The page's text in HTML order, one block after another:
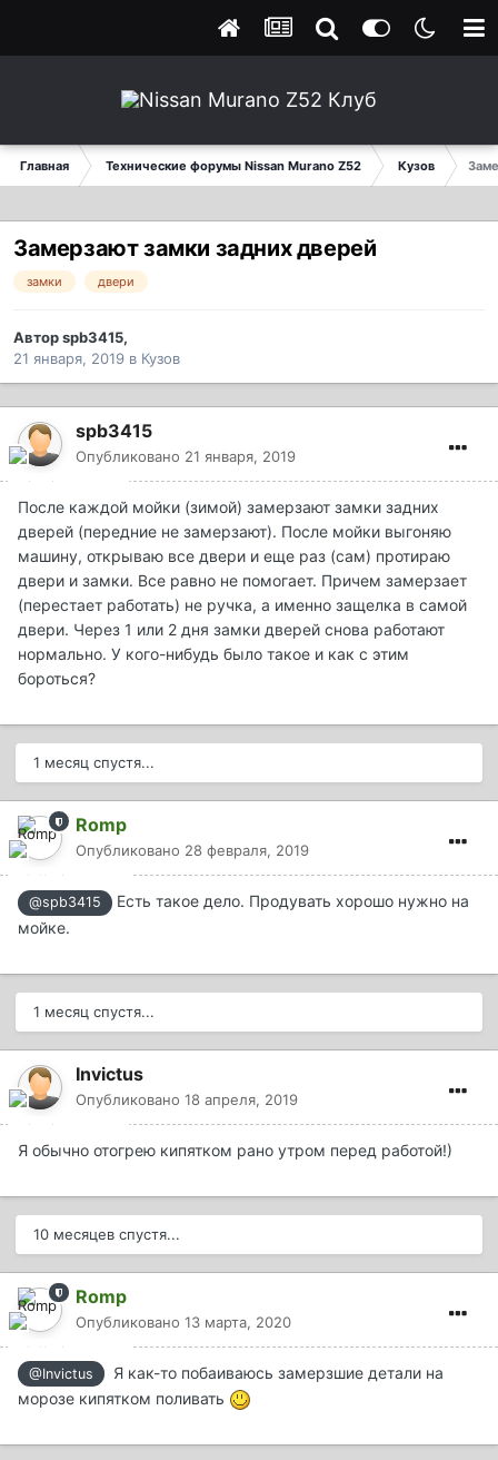
Главная Технические форумы Nissan Murano Z52 Кузов
Замерзают замки задних дверей
замки двери
Авторspb3415,
21 января, 2019 в Кузов
spb3415
Опубликовано 21 января, 2019
После каждой мойки (зимой) замерзают замки задних
дверей (передние не замерзают). После мойки выгоняю
машину, открываю все двери и еще раз (сам) протираю
двери и замки. Все равно не помогает. Причем замерзает
(перестает работать) не ручка, а именно защелка в самой
двери. Через 1 или 2 дня замки дверей снова работают
нормально. У кого-нибудь было такое и как с этим
бороться?
1 месяц спустя...
Romp
Опубликовано 28 февраля, 2019
@spb3415
Есть такое дело. Продувать хорошо нужно на
мойке.
1 месяц спустя...
Invictus
Опубликовано 18 апреля, 2019
Я обычно отогрею кипятком рано утром перед работой!)
10 месяцев спустя...
Romp
Опубликовано 13 марта, 2020
@Invictus
Я как-то побаиваюсь замерзшие детали на
морозе кипятком поливать